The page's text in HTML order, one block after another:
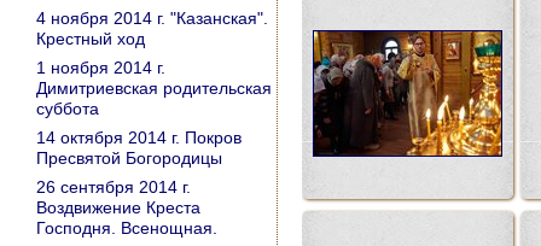
4 ноября 2014 г. "Казанская".
Крестный ход
1 ноября 2014 г.
Димитриевская родительская
суббота
14 октября 2014 г. Покров
Пресвятой Богородицы
26 сентября 2014 г.
Воздвижение Креста
Господня. Всенощная.